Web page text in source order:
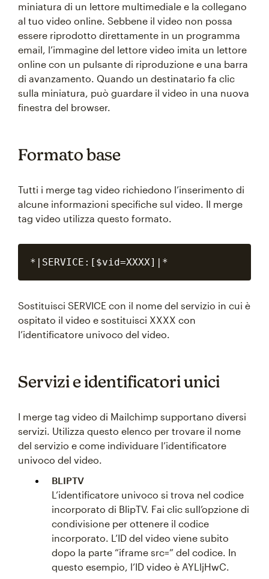
miniatura di un lettore multimediale e la collegano
al tuo video online. Sebbene il video non possa
essere riprodotto direttamente in un programma
email, l’immagine del lettore video imita un lettore
online con un pulsante di riproduzione e una barra
di avanzamento. Quando un destinatario fa clic
sulla miniatura, può guardare il video in una nuova
finestra del browser.
Formato base
Tutti i merge tag video richiedono l’inserimento di
alcune informazioni specifiche sul video. Il merge
tag video utilizza questo formato.
Sostituisci SERVICE con il nome del servizio in cui è
ospitato il video e sostituisci XXXX con
l’identificatore univoco del video.
Servizi e identificatori unici
I merge tag video di Mailchimp supportano diversi
servizi. Utilizza questo elenco per trovare il nome
del servizio e come individuare l’identificatore
univoco del video.
BLIPTV
L’identificatore univoco si trova nel codice
incorporato di BlipTV. Fai clic sull’opzione di
condivisione per ottenere il codice
incorporato. L’ID del video viene subito
dopo la parte “iframe src=” del codice. In
questo esempio, l’ID video è AYLljHwC.